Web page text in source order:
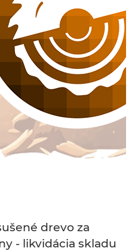
drevo za
- likvidácia skladu